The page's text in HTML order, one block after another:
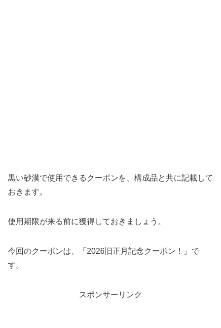
黒い砂漠で使用できるクーポンを、構成品と共に記載して
おきます。
使用期限が来る前に獲得しておきましょう。
今回のクーポンは、「2026旧正月記念クーポン！」で
す。
スポンサーリンク